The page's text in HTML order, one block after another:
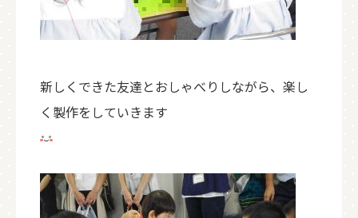
新しくできた友達とおしゃべりしながら、楽し
く製作をしていきます